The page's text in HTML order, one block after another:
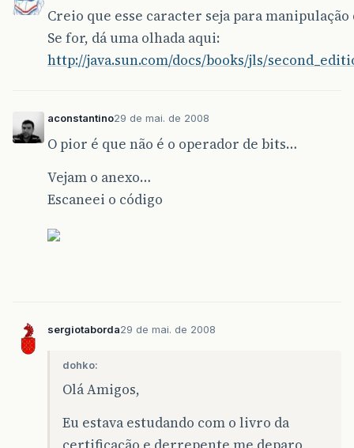
Creio que esse caracter seja para manipulação
Se for, dá uma olhada aqui:
http://java.sun.com/docs/books/jls/
aconstantino29 de mai. de 2008
O pior é que não é o operador de bits…
Vejam o anexo…
Escaneei o código
sergiotaborda29 de mai. de 2008
dohko:
Olá Amigos,
Eu estava estudando com o livro da